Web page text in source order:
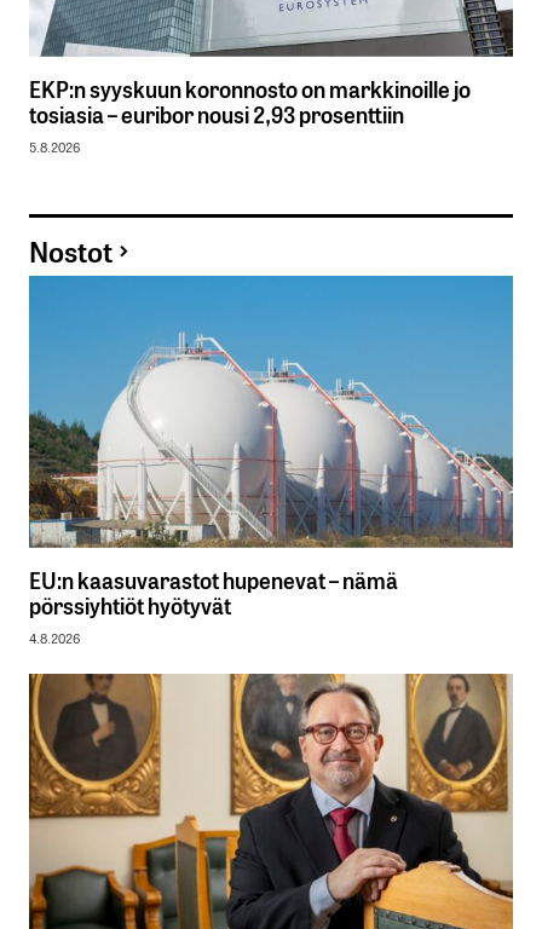
EKP:n syyskuun koronnosto on markkinoille jo
tosiasia – euribor nousi 2,93 prosenttiin
5.8.2026
Nostot
EU:n kaasuvarastot hupenevat – nämä
pörssiyhtiöt hyötyvät
4.8.2026